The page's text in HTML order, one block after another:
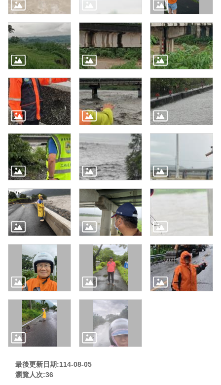
最後更新日期:114-08-05
瀏覽人次:36